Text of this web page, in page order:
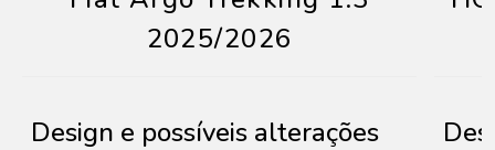
2025/2026
Design e possíveis alterações